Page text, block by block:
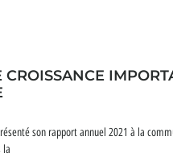
son rapport annuel 2021 à la
la